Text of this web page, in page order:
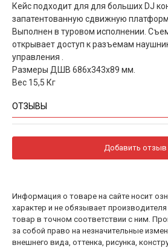
Кейс подходит для для больших DJ
запатентованную сдвижную
Выполнен в туровом исполнении.
открывает доступ к разъемам
управления .
Размеры ДШВ 686х343х89 мм.
Вес 15,5 Кг
ОТЗЫВЫ
Добавить отзыв
Информация о товаре на сайте носит
характер и не обязывает
товар в точном соответствии с ним.
за собой право на незначительные
внешнего вида, оттенка, рисунка,